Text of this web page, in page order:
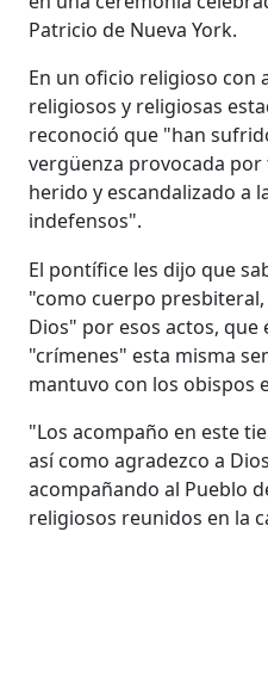
Patricio de Nueva York.
En un oficio religioso con
religiosos y religiosas
reconoció que "han
vergüenza provocada
herido y escandalizado a
indefensos".
El pontífice les dijo que
"como cuerpo
Dios" por esos actos, que
"crímenes" esta misma
mantuvo con los obispos
"Los acompaño en este
así como agradezco a
acompañando al Pueblo
religiosos reunidos en la